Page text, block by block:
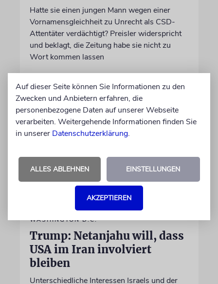
Hatte sie einen jungen Mann wegen einer
Vornamensgleichheit zu Unrecht als CSD-
Attentäter verdächtigt? Preisler widerspricht
und beklagt, die Zeitung habe sie nicht zu
Wort kommen lassen
30.07.2026 Aktualisiert
WASHINGTON D.C.
Trump: Netanjahu will, dass
USA im Iran involviert
bleiben
Unterschiedliche Interessen Israels und der
Auf dieser Seite können Sie Informationen zu den
Zwecken und Anbietern erfahren, die
personenbezogene Daten auf unserer Webseite
verarbeiten. Weitergehende Informationen finden Sie
in unserer Datenschutzerklärung.
ALLES ABLEHNEN EINSTELLUNGEN
AKZEPTIEREN